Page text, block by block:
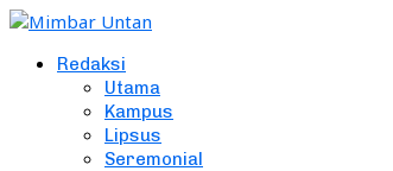
Redaksi
Utama
Kampus
Lipsus
Seremonial